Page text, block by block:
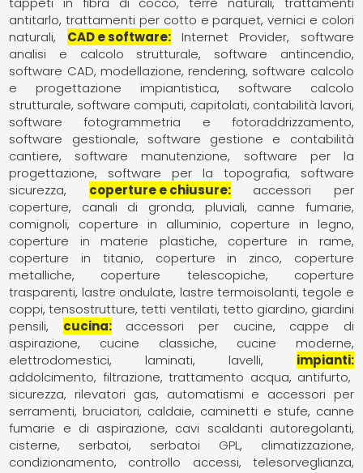
antitarlo trattamenti per cotto e parquet vernici e colori
naturali
CAD e software Internet Provider
software
analisi e calcolo strutturale
software antincendio
software CAD, modellazione, rendering software calcolo
e progettazione impiantistica
software calcolo
strutturale software computi, capitolati, contabilità lavori
software fotogrammetria e fotoraddrizzamento
software gestionale
software gestione e contabilità
cantiere
software manutenzione
software per la
progettazione
software per la topografia
software
sicurezza
coperture e chiusure
accessori per
coperture
canali di gronda, pluviali
canne fumarie,
comignoli
coperture in alluminio
coperture in legno
coperture in materie plastiche
coperture in rame
coperture in titanio
coperture in zinco
coperture
metalliche
coperture telescopiche
coperture
trasparenti lastre ondulate lastre termoisolanti tegole e
coppi tensostrutture tetti ventilati tetto giardino, giardini
pensili
cucina accessori per cucine
cappe di
aspirazione
cucine classiche
cucine moderne
elettrodomestici
laminati lavelli
impianti
addolcimento, filtrazione, trattamento acqua antifurto,
sicurezza, rilevatori gas
automatismi e accessori per
serramenti bruciatori caldaie caminetti e stufe canne
fumarie e di aspirazione
cavi scaldanti autoregolanti
cisterne, serbatoi, serbatoi GPL
climatizzazione,
condizionamento
controllo accessi, telesorveglianza,